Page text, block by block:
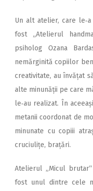
Un alt atelier, care
fost „Atelierul
psiholog Ozana
nemărginită copiilor
creativitate, au învățat
alte minunății pe care
le‑au realizat. În
metanii coordonat de
minunate cu copiii
cruciulițe, brațări.
Atelierul „Micul
fost unul dintre cele